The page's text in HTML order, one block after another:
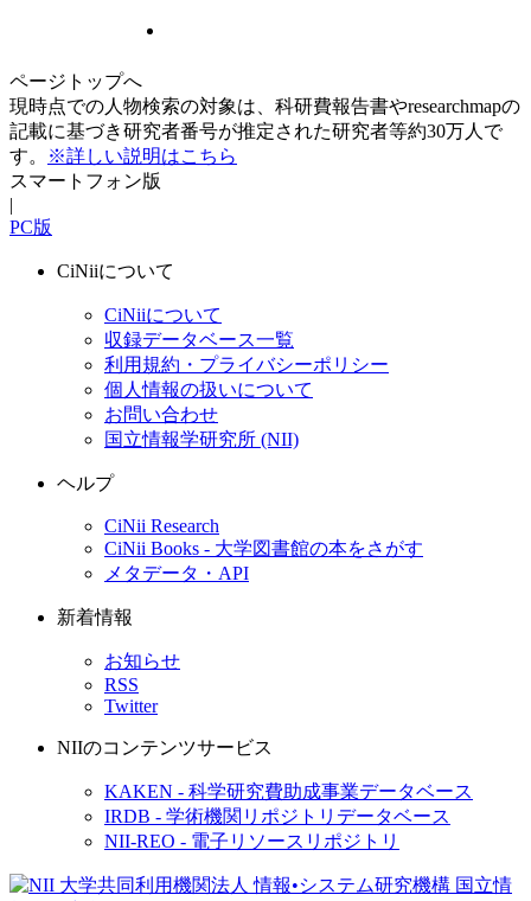
ページトップへ
現時点での人物検索の対象は、科研費報告書やresearchmapの
記載に基づき研究者番号が推定された研究者等約30万人で
す。
※詳しい説明はこちら
スマートフォン版
|
PC版
CiNiiについて
CiNiiについて
収録データベース一覧
利用規約・プライバシーポリシー
個人情報の扱いについて
お問い合わせ
国立情報学研究所 (NII)
ヘルプ
CiNii Research
CiNii Books - 大学図書館の本をさがす
メタデータ・API
新着情報
お知らせ
RSS
Twitter
NIIのコンテンツサービス
KAKEN - 科学研究費助成事業データベース
IRDB - 学術機関リポジトリデータベース
NII-REO - 電子リソースリポジトリ